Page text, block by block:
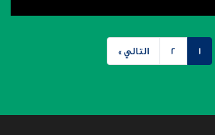
1
2 التالي »